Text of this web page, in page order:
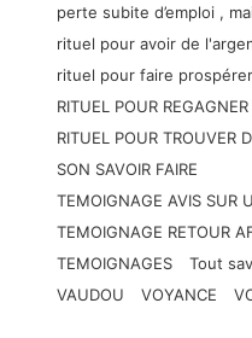
perte subite d’emploi ,
rituel pour avoir de
rituel pour faire
RITUEL POUR
RITUEL POUR TROUVER
SON SAVOIR FAIRE
TEMOIGNAGE AVIS SUR
TEMOIGNAGE RETOUR
TEMOIGNAGES
Tout
VAUDOU
VOYANCE